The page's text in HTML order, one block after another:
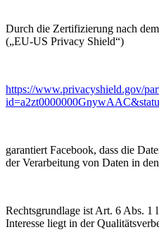
Durch die Zertifizierung nach
(„EU-US Privacy Shield“)
https://www.privacyshield.gov/
garantiert Facebook, dass die
der Verarbeitung von Daten in
Rechtsgrundlage ist Art. 6 Abs.
Interesse liegt in der